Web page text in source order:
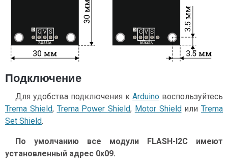
Подключение
Для удобства подключения к Arduino воспользуйтесь
Trema Shield, Trema Power Shield, Motor Shieldили Trema
Set Shield.
По умолчанию все модули FLASH-I2C имеют
установленный адрес 0х09.